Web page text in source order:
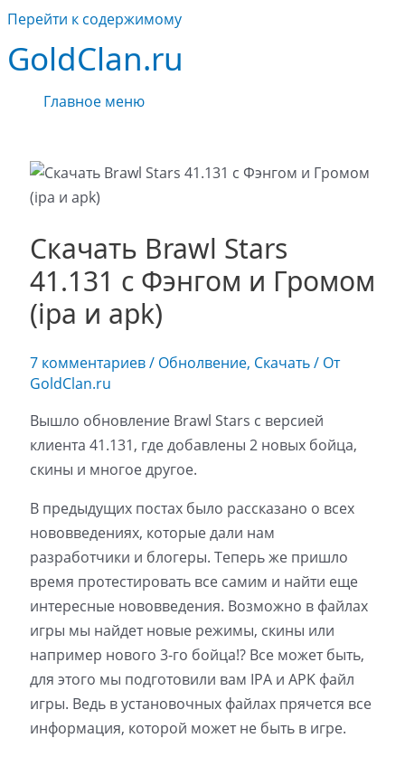
Перейти к содержимому
GoldClan.ru
Главное меню
Скачать Brawl Stars
41.131 с Фэнгом и Громом
(ipa и apk)
7 комментариев/ Обнолвение, Скачать/ От
GoldClan.ru
Вышло обновление Brawl Stars с версией
клиента 41.131, где добавлены 2 новых бойца,
скины и многое другое.
В предыдущих постах было рассказано о всех
нововведениях, которые дали нам
разработчики и блогеры. Теперь же пришло
время протестировать все самим и найти еще
интересные нововведения. Возможно в файлах
игры мы найдет новые режимы, скины или
например нового 3-го бойца!? Все может быть,
для этого мы подготовили вам IPA и APK файл
игры. Ведь в установочных файлах прячется все
информация, которой может не быть в игре.